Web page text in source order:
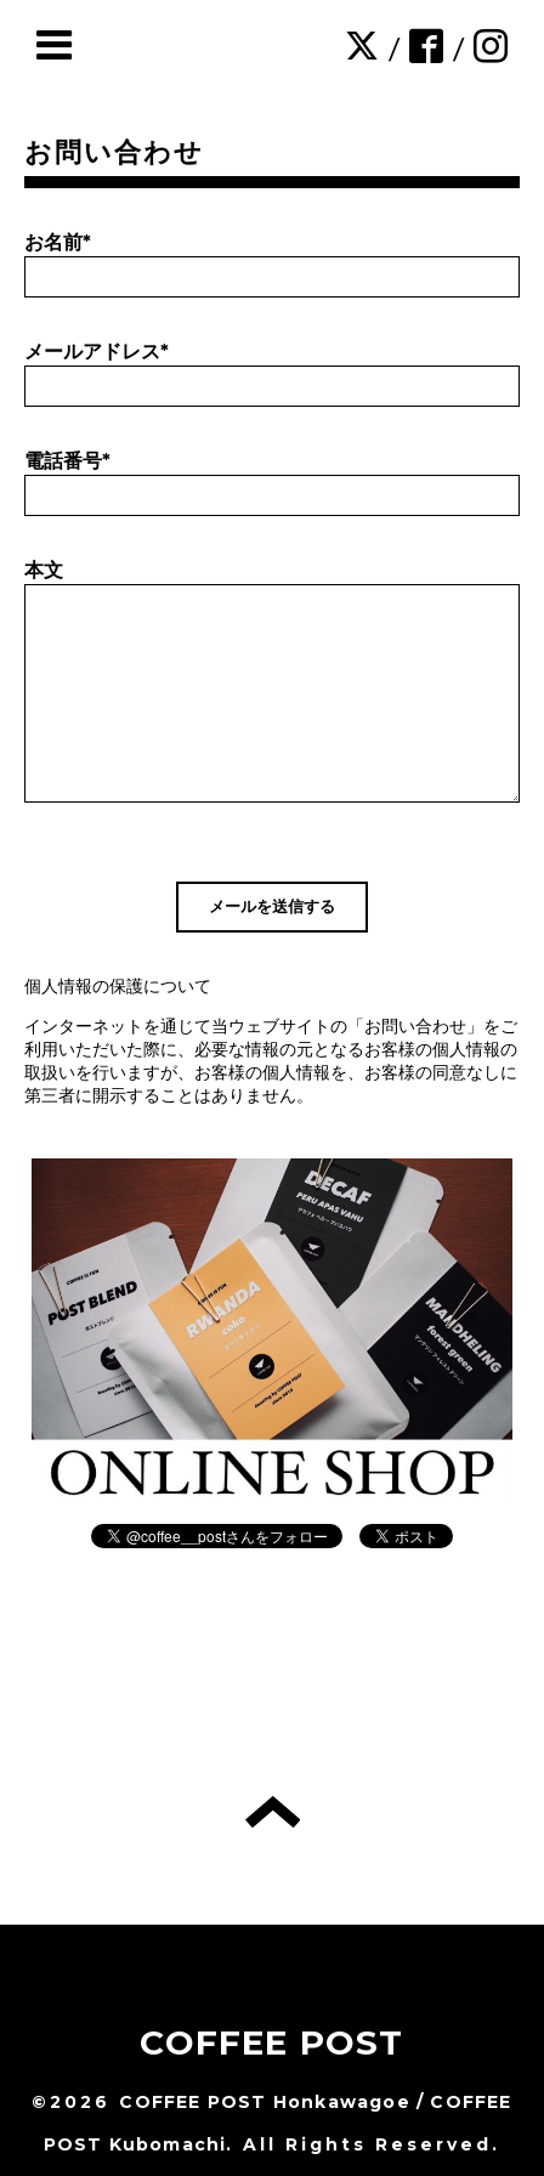
/ /
お問い合わせ
お名前*
メールアドレス*
電話番号*
本文
個人情報の保護について
インターネットを通じて当ウェブサイトの「お問い合わせ」をご
利用いただいた際に、必要な情報の元となるお客様の個人情報の
取扱いを行いますが、お客様の個人情報を、お客様の同意なしに
第三者に開示することはありません。
COFFEE POST
©2026 COFFEE POST Honkawagoe / COFFEE
POST Kubomachi. All Rights Reserved.